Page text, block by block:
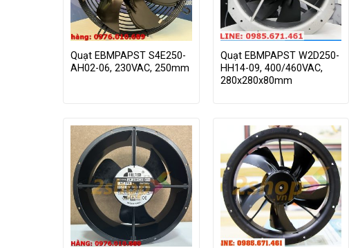
Quạt EBMPAPST S4E250-
AH02-06, 230VAC, 250mm
Quạt EBMPAPST W2D250-
HH14-09, 400/460VAC,
280x280x80mm